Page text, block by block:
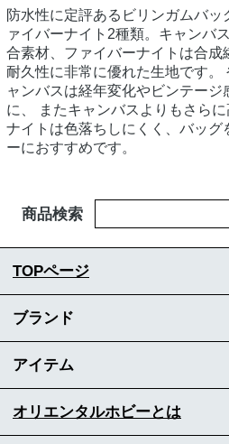
防水性に定評あるビリンガムバッ
ァイバーナイト2種類。キャンバ
合素材、ファイバーナイトは合成
耐久性に非常に優れた生地です。
ャンバスは経年変化やビンテー
に、 またキャンバスよりもさら
ナイトは色落ちしにくく、バッ
ーにおすすめです。
商品検索
TOPページ
ブランド
アイテム
オリエンタルホビーとは